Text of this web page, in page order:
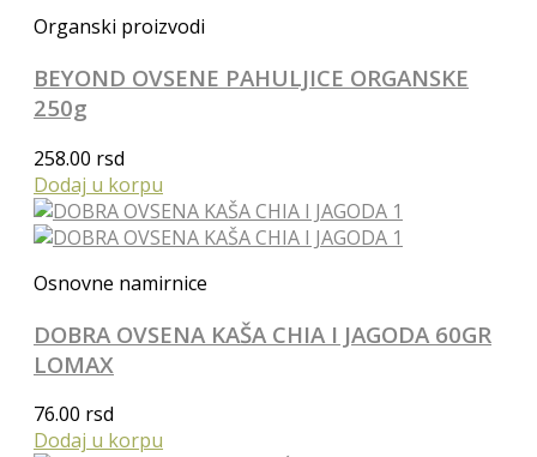
Organski proizvodi
BEYOND OVSENE PAHULJICE ORGANSKE
250g
258.00 rsd
Dodaj u korpu
Osnovne namirnice
DOBRA OVSENA KAŠA CHIA I JAGODA 60GR
LOMAX
76.00 rsd
Dodaj u korpu